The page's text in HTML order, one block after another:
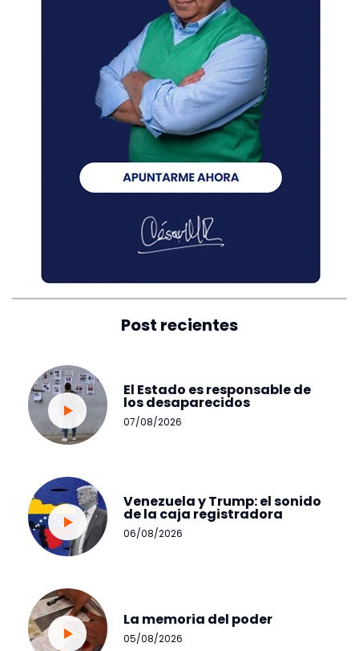
Post recientes
El Estado es responsable de
los desaparecidos
07/08/2026
Venezuela y Trump: el sonido
de la caja registradora
06/08/2026
La memoria del poder
05/08/2026